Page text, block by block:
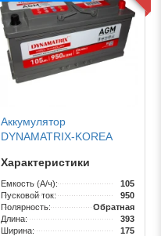
Аккумулятор
DYNAMATRIX-KOREA
950А
Характеристики
Емкость (А/ч):
105
Пусковой ток:
950
Полярность:
Обратная
Длина:
393
Ширина:
175